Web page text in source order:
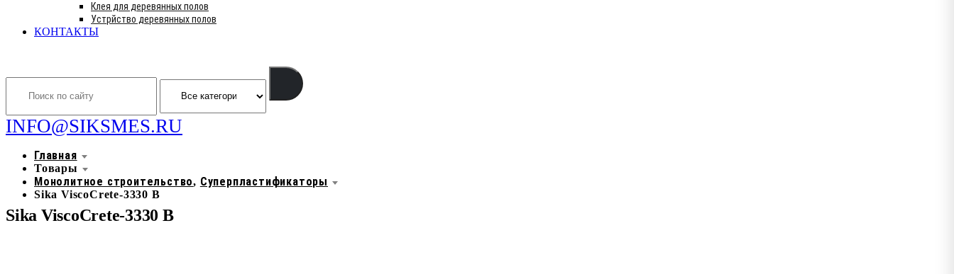
Клея для деревянных полов
Устрйство деревянных полов
КОНТАКТЫ
INFO@SIKSMES.RU
Главная
Товары
Монолитное строительство, Суперпластификаторы
Sika ViscoCrete-3330 B
Sika ViscoCrete-3330 B